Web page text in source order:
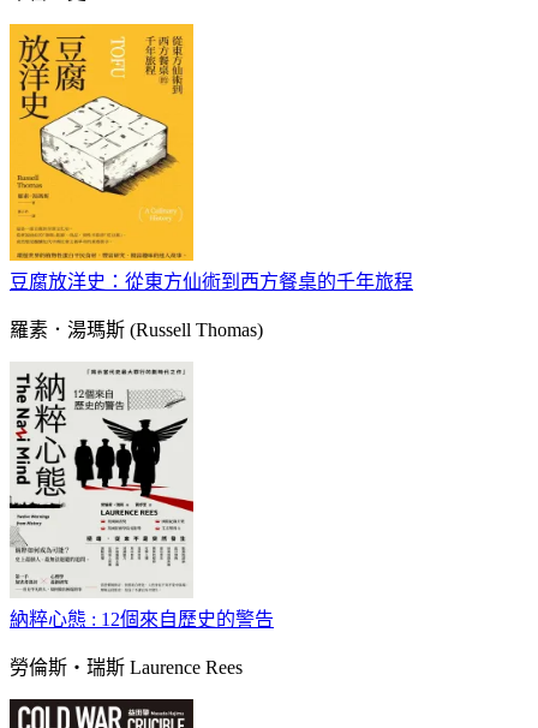
豆腐放洋史：從東方仙術到西方餐桌的千年旅程
羅素．湯瑪斯 (Russell Thomas)
納粹心態 : 12個來自歷史的警告
勞倫斯‧瑞斯 Laurence Rees